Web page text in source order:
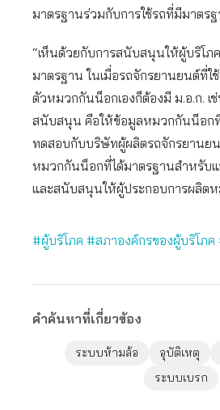
มาตรฐานร่วมกับการใช้รถที่มีมาตร
“เห็นด้วยกับการสนับสนุนให้ผู้บริโภ
มาตรฐาน ในเมื่อรถจักรยานยนต์ที่ใ
ตัวหมวกกันน็อกเองก็ต้องมี ม.อ.ก.
สนับสนุน คือให้ข้อมูลหมวกกันน็อก
ทดสอบกับบริษัทผู้ผลิตรถจักรยานยน
หมวกกันน็อกที่ได้มาตรฐานสำหรับ
และสนับสนุนให้ผู้ประกอบการผลิตห
#ผู้บริโภค #สภาองค์กรของผู้บริโภค
คำค้นหาที่เกี่ยวข้อง
ระบบห้ามล้อ อุบัติเหตุ
ระบบเบรก